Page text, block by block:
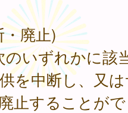
廃止)
いずれかに該
を中断し、又
止することが